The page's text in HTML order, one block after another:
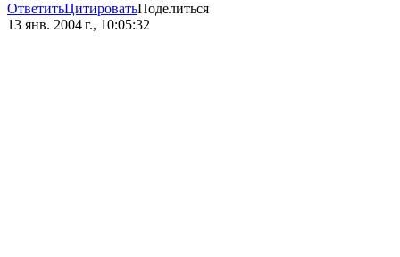
ОтветитьЦитироватьПоделиться
13 янв. 2004 г., 10:05:32